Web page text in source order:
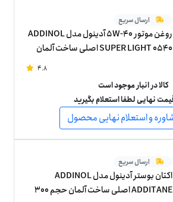
ارسال سریع
روغن موتور 5W-40 آدینول مدل ADDINOL
SUPER LIGHT 0540 اصلی ساخت آلمان
4.8
کالا در انبار موجود است
نهایی لطفا استعلام بگیرید
و استعلام نهایی محصول
ارسال سریع
اکتان بوستر آدینول مدل ADDINOL
ADDITANE اصلی ساخت آلمان حجم 300